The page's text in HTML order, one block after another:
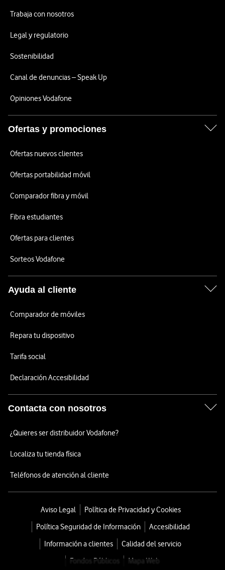
Trabaja con nosotros
Legal y regulatorio
Sostenibilidad
Canal de denuncias – Speak Up
Opiniones Vodafone
Ofertas y promociones
Ofertas nuevos clientes
Ofertas portabilidad móvil
Comparador fibra y móvil
Fibra estudiantes
Ofertas para clientes
Sorteos Vodafone
Ayuda al cliente
Comparador de móviles
Repara tu dispositivo
Tarifa social
Declaración Accesibilidad
Contacta con nosotros
¿Quieres ser distribuidor Vodafone?
Localiza tu tienda física
Teléfonos de atención al cliente
Aviso Legal
Política de Privacidad y Cookies
Política Seguridad de Información
Accesibilidad
Información a clientes
Calidad del servicio
Fondos Públicos
Mapa Web